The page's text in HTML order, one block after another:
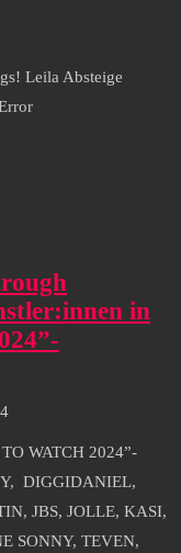
Leila Absteige
in
WATCH 2024”-
DIGGIDANIEL,
JBS, JOLLE, KASI,
SONNY, TEVEN,